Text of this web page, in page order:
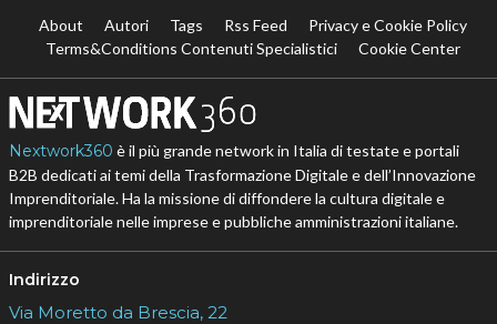
About Autori Tags Rss Feed
Privacy e Cookie Policy
Terms&Conditions Contenuti Specialistici
Cookie Center
Nextwork360 è il più grande network in Italia di testate e portali
B2B dedicati ai temi della Trasformazione Digitale e dell’Innovazione
Imprenditoriale. Ha la missione di diffondere la cultura digitale e
imprenditoriale nelle imprese e pubbliche amministrazioni italiane.
Indirizzo
Via Moretto da Brescia, 22